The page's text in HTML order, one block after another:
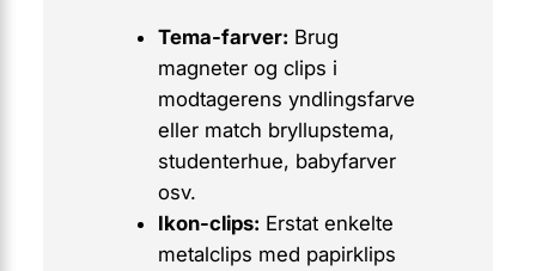
Tema-farver: Brug
magneter og clips i
modtagerens yndlingsfarve
eller match bryllupstema,
studenterhue, babyfarver
osv.
Ikon-clips: Erstat enkelte
metalclips med papirklips